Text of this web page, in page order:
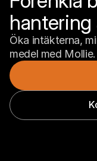
hantering
Öka intäkterna,
medel med Mollie.